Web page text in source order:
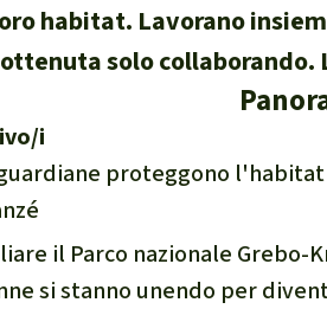
Domande e risposte
Commercio e traffico
internazionale di fauna e flora
selvatiche
Clima
Documento di sintesi sul clima
Miniere
CPLI
Nestlé
habitat. Lavorano
ottenuta solo collaborando.
i
proteggono
il Parco nazionale Grebo-
si stanno unendo per